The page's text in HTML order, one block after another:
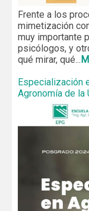
Frente a los
mimetización
muy importante
psicólogos, y
qué mirar, qué...
Especialización
Agronomía de la